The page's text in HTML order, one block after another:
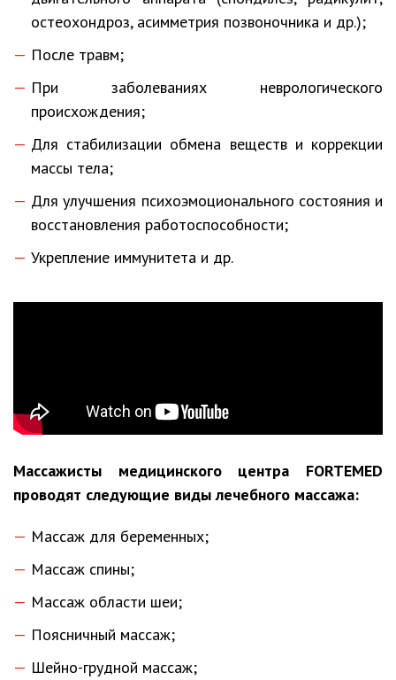
остеохондроз, асимметрия позвоночника и др.);
После травм;
При заболеваниях неврологического
происхождения;
Для стабилизации обмена веществ и коррекции
массы тела;
Для улучшения психоэмоционального состояния и
восстановления работоспособности;
Укрепление иммунитета и др.
Массажисты медицинского центра FORTEMED
проводят следующие виды лечебного массажа:
Массаж для беременных;
Массаж спины;
Массаж области шеи;
Поясничный массаж;
Шейно-грудной массаж;